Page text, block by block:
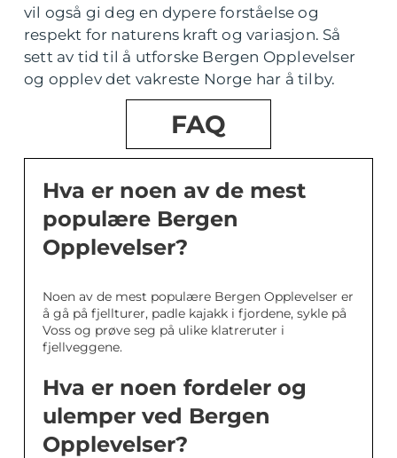
vil også gi deg en dypere forståelse og
respekt for naturens kraft og variasjon. Så
sett av tid til å utforske Bergen Opplevelser
og opplev det vakreste Norge har å tilby.
FAQ
Hva er noen av de mest
populære Bergen
Opplevelser?
Noen av de mest populære Bergen Opplevelser er
å gå på fjellturer, padle kajakk i fjordene, sykle på
Voss og prøve seg på ulike klatreruter i
fjellveggene.
Hva er noen fordeler og
ulemper ved Bergen
Opplevelser?